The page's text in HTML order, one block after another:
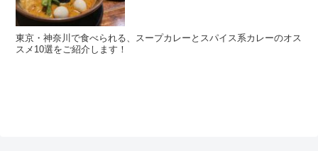
東京・神奈川で食べられる、スープカレーとスパイス系カレーのオス
スメ10選をご紹介します！